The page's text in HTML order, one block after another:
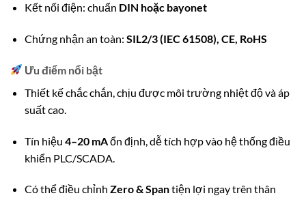
Kết nối điện: chuẩn DIN hoặc bayonet
Chứng nhận an toàn: SIL2/3 (IEC 61508), CE, RoHS
Ưu điểm nổi bật
Thiết kế chắc chắn, chịu được môi trường nhiệt độ và áp
suất cao.
Tín hiệu 4–20 mAổn định, dễ tích hợp vào hệ thống điều
khiển PLC/SCADA.
Có thể điều chỉnh Zero & Spantiện lợi ngay trên thân